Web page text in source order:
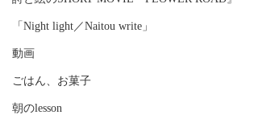
「Night light／Naitou write」
動画
ごはん、お菓子
朝のlesson